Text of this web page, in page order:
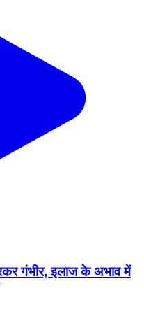
गंभीर, इलाज के अभाव में